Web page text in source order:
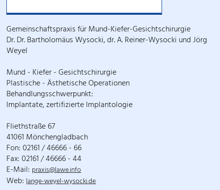
Gemeinschaftspraxis für Mund-Kiefer-Gesichtschirurgie
Dr. Dr. Bartholomäus Wysocki, dr. A. Reiner-Wysocki und Jörg
Weyel
Mund - Kiefer - Gesichtschirurgie
Plastische - Ästhetische Operationen
Behandlungsschwerpunkt:
Implantate, zertifizierte Implantologie
Fliethstraße 67
41061 Mönchengladbach
Fon: 02161 / 46666 - 66
Fax: 02161 / 46666 - 44
E-Mail: praxis@lawe.info
Web:lange-weyel-wysocki.de